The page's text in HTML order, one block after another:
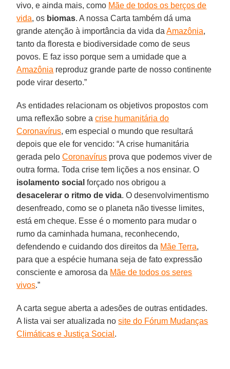
vivo, e ainda mais, como Mãe de todos os berços de
vida, os biomas. A nossa Carta também dá uma
grande atenção à importância da vida daAmazônia,
tanto da floresta e biodiversidade como de seus
povos. E faz isso porque sem a umidade que a
Amazônia reproduz grande parte de nosso continente
pode virar deserto.”
As entidades relacionam os objetivos propostos com
uma reflexão sobre acrise humanitária do
Coronavírus, em especial o mundo que resultará
depois que ele for vencido: “A crise humanitária
gerada peloCoronavírus prova que podemos viver de
outra forma. Toda crise tem lições a nos ensinar. O
isolamento social forçado nos obrigou a
desacelerar o ritmo de vida. O desenvolvimentismo
desenfreado, como se o planeta não tivesse limites,
está em cheque. Esse é o momento para mudar o
rumo da caminhada humana, reconhecendo,
defendendo e cuidando dos direitos da Mãe Terra,
para que a espécie humana seja de fato expressão
consciente e amorosa da Mãe de todos os seres
vivos.”
A carta segue aberta a adesões de outras entidades.
A lista vai ser atualizada nosite do Fórum Mudanças
Climáticas e Justiça Social .